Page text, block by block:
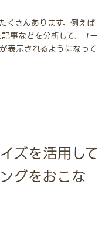
くさんあります。例えば
事などを分析して、ユー
表示されるようになって
ズを活用して
グをおこな